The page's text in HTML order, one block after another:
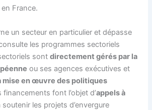
en France.
un secteur en particulier et dépasse
les programmes sectoriels
sontdirectement gérés par la
ou ses agences exécutives et
mise en œuvre des politiques
financements font l’objet d’appels à
les projets d’envergure